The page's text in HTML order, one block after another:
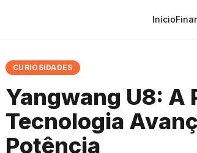
Início
CURIOSIDADES
Yangwang U8: A
Tecnologia
Potência